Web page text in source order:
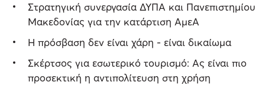
Στρατηγική συνεργασία ΔΥΠΑ και Πανεπιστημίου
Μακεδονίας για την κατάρτιση ΑμεΑ
Η πρόσβαση δεν είναι χάρη - είναι δικαίωμα
Σκέρτσος για εσωτερικό τουρισμό: Ας είναι πιο
προσεκτική η αντιπολίτευση στη χρήση